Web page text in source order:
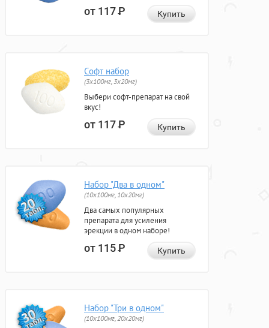
от 117Р Купить
Софт набор
(3x100мг, 3x20мг)
Выбери софт-препарат на свой
вкус!
от 117Р Купить
Набор "Два в одном"
(10x100мг, 10x20мг)
Два самых популярных
препарата для усиления
эрекции в одном наборе!
от 115Р Купить
Набор "Три в одном"
(10x100мг, 20x20мг)